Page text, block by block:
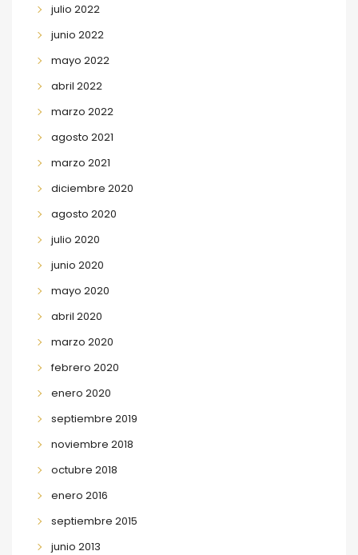
julio 2022
junio 2022
mayo 2022
abril 2022
marzo 2022
agosto 2021
marzo 2021
diciembre 2020
agosto 2020
julio 2020
junio 2020
mayo 2020
abril 2020
marzo 2020
febrero 2020
enero 2020
septiembre 2019
noviembre 2018
octubre 2018
enero 2016
septiembre 2015
junio 2013